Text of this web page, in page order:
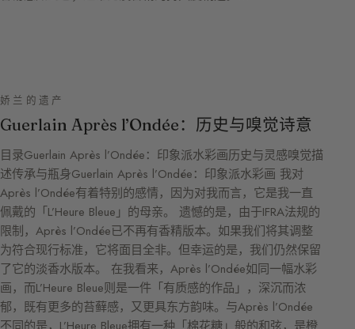
娇兰的遗产
Guerlain Après l’Ondée：历史与嗅觉诗意
目录Guerlain Après l’Ondée：印象派水彩画历史与灵感嗅觉描
述传承与瓶身Guerlain Après l’Ondée：印象派水彩画 我对
Après l’Ondée有着特别的感情，因为对我而言，它是我一直
佩戴的「L’Heure Bleue」的母亲。 遗憾的是，由于IFRA法规的
限制，Après l’Ondée已不再有香精版本。如果我们将其调整
为符合现行标准，它将面目全非。但幸运的是，我们仍然保留
了它的淡香水版本。 在我看来，Après l’Ondée如同一幅水彩
画，而L’Heure Bleue则是一件「有质感的作品」，深沉而浓
郁，既有更多的苔藓感，又更具东方韵味。与Après l’Ondée